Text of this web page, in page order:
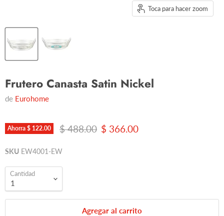
Toca para hacer zoom
Frutero Canasta Satin Nickel
de Eurohome
Ahorra $ 122.00 Precio original
$ 488.00 Precio actual
$ 366.00
SKU EW4001-EW
Cantidad
Agregar al carrito